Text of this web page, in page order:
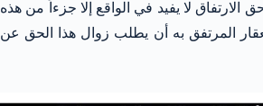
الارتفاق لا يفيد في الواقع إلا جزءاً من هذه
المرتفق به أن يطلب زوال هذا الحق عن